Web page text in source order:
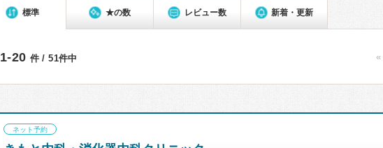
標準 ★の数 レビュー数 新着・更新
1-20 件 / 51件中
ネット予約